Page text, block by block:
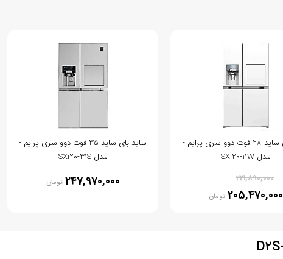
ساید بای ساید 28 فوت دوو سری پرایم -
مدل SXI20-11W
221,890,000
205,470,000 تومان
ساید بای ساید 35 فوت دوو سری پرایم -
مدل SXi20-31S
247,970,000 تومان